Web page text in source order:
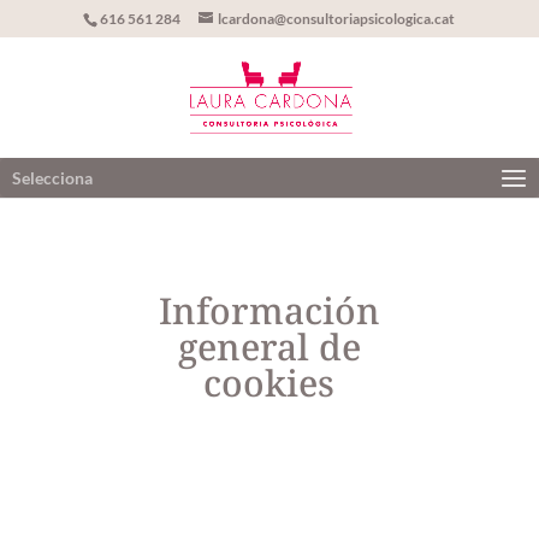
616 561 284 lcardona@consultoriapsicologica.cat
Selecciona
Información
general de
cookies